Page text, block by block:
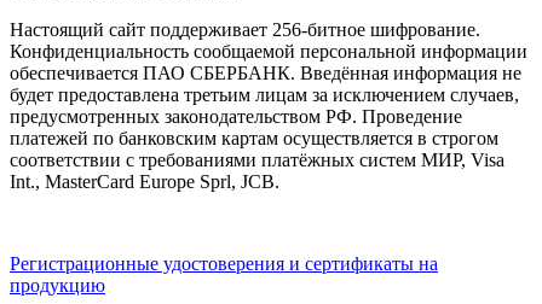
Настоящий сайт поддерживает 256-битное шифрование.
Конфиденциальность сообщаемой персональной информации
обеспечивается ПАО СБЕРБАНК. Введённая информация не
будет предоставлена третьим лицам за исключением случаев,
предусмотренных законодательством РФ. Проведение
платежей по банковским картам осуществляется в строгом
соответствии с требованиями платёжных систем МИР, Visa
Int., MasterCard Europe Sprl, JCB.
Регистрационные удостоверения и сертификаты на
продукцию